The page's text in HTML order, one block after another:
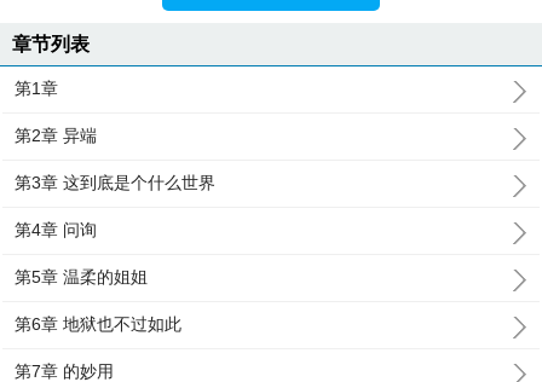
章节列表
第1章
第2章 异端
第3章 这到底是个什么世界
第4章 问询
第5章 温柔的姐姐
第6章 地狱也不过如此
第7章 的妙用